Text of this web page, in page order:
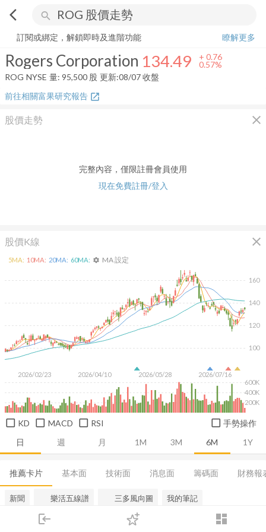
arrow_back_ios search
login dashboard
下單
Rogers Corporation 134.49+0.57%
訂閱或綁定，解鎖即時及進階功能
瞭解更多
Rogers Corporation 134.49 + 0.76
0.57%
ROG NYSE 量: 95,500 股 更新:08/07 收盤
前往相關富果研究報告 open_in_new
股價走勢 close
完整內容，僅限註冊會員使用
現在免費註冊/登入
股價K線 close
日 週 月 1M 3M 6M 1Y
2026/02/23 2026/04/10 2026/05/28 2026/07/16
100
120
140
160
200K
400K
600K
5MA: 10MA: 20MA: 60MA: settings MA 設定
KD MACD RSI 手勢操作
推薦卡片 基本面 技術面 消息面 籌碼面 財務報
新聞 樂活五線譜 三多風向圖 我的筆記
AI 分析與策略健檢